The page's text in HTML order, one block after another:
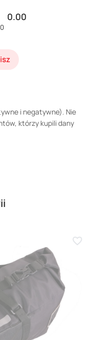
0.00
i negatywne). Nie
którzy kupili dany